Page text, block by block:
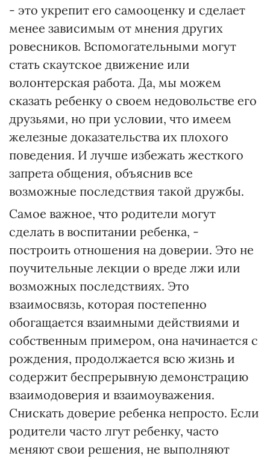
- это укрепит его самооценку и сделает
менее зависимым от мнения других
ровесников. Вспомогательными могут
стать скаутское движение или
волонтерская работа. Да, мы можем
сказать ребенку о своем недовольстве его
друзьями, но при условии, что имеем
железные доказательства их плохого
поведения. И лучше избежать жесткого
запрета общения, объяснив все
возможные последствия такой дружбы.
Самое важное, что родители могут
сделать в воспитании ребенка, -
построить отношения на доверии. Это не
поучительные лекции о вреде лжи или
возможных последствиях. Это
взаимосвязь, которая постепенно
обогащается взаимными действиями и
собственным примером, она начинается с
рождения, продолжается всю жизнь и
содержит беспрерывную демонстрацию
взаимодоверия и взаимоуважения.
Снискать доверие ребенка непросто. Если
родители часто лгут ребенку, часто
меняют свои решения, не выполняют